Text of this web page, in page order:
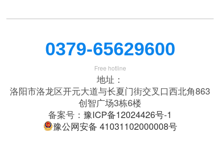
0379-65629600
Free hotline
地址：
洛阳市洛龙区开元大道与长夏门街交叉口西北角863
创智广场3栋6楼
备案号： 豫ICP备12024426号-1
豫公网安备 41031102000008号